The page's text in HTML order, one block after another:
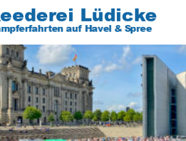
auf Havel & Spree
Lüdicke